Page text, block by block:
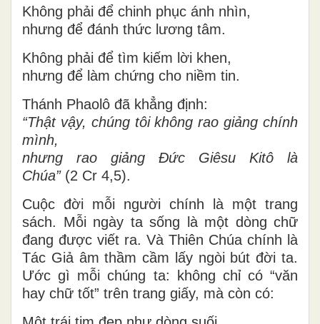
Không phải để chinh phục ánh nhìn,
nhưng để đánh thức lương tâm.
Không phải để tìm kiếm lời khen,
nhưng để làm chứng cho niềm tin.
Thánh Phaolô đã khẳng định:
“Thật vậy, chúng tôi không rao giảng chính
mình,
nhưng rao giảng Đức Giêsu Kitô là
Chúa” (2 Cr 4,5).
Cuộc đời mỗi người chính là một trang
sách. Mỗi ngày ta sống là một dòng chữ
đang được viết ra. Và Thiên Chúa chính là
Tác Giả âm thầm cầm lấy ngòi bút đời ta.
Ước gì mỗi chúng ta: không chỉ có “văn
hay chữ tốt” trên trang giấy, mà còn có: